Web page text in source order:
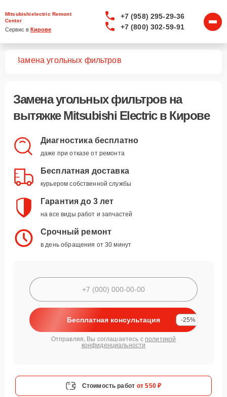
Mitsubishielectric Remont
Center
Сервис в Кирове
+7 (958) 295-29-36
+7 (800) 302-59-91
Замена угольных фильтров
Замена угольных фильтровна
вытяжке Mitsubishi Electric в Кирове
Диагностика бесплатно
даже при отказе от ремонта
Бесплатная доставка
курьером собственной службы
Гарантия до 3 лет
на все виды работ и запчастей
Срочный ремонт
в день обращения от 30 минут
Бесплатная консультация -25%
Отправляя, Вы соглашаетесь с политикой
конфиденциальности
Стоимость работ от 550 ₽